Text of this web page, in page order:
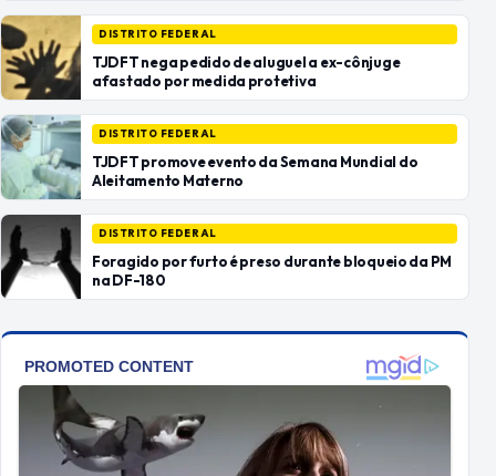
DISTRITO FEDERAL
TJDFT nega pedido de aluguel a ex-cônjuge
afastado por medida protetiva
DISTRITO FEDERAL
TJDFT promove evento da Semana Mundial do
Aleitamento Materno
DISTRITO FEDERAL
Foragido por furto é preso durante bloqueio da PM
na DF-180